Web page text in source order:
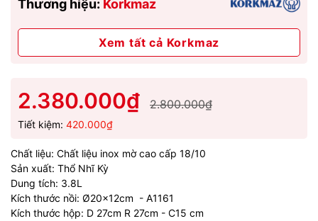
Thương hiệu: Korkmaz
Xem tất cả Korkmaz
2.380.000₫ 2.800.000₫
Tiết kiệm: 420.000₫
Chất liệu: Chất liệu inox mờ cao cấp 18/10
Sản xuất: Thổ Nhĩ Kỳ
Dung tích: 3.8L
Kích thước nồi: Ø20x12cm - A1161
Kích thước hộp: D 27cm R 27cm - C15 cm